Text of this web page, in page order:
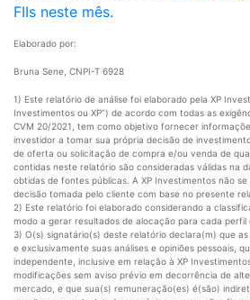
FIIs neste mês.
Elaborado por:
Bruna Sene, CNPI-T 6928
1) Este relatório de análise foi elaborado pela XP
Investimentos ou XP”) de acordo com todas as
CVM 20/2021, tem como objetivo fornecer
investidor a tomar sua própria decisão de
de oferta ou solicitação de compra e/ou venda de
contidas neste relatório são consideradas válidas na
obtidas de fontes públicas. A XP Investimentos não
decisão tomada pelo cliente com base no presente
2) Este relatório foi elaborado considerando a
modo a gerar resultados de alocação para cada perfil
3) O(s) signatário(s) deste relatório declara(m) que
e exclusivamente suas análises e opiniões pessoais,
independente, inclusive em relação à XP
modificações sem aviso prévio em decorrência de
mercado, e que sua(s) remuneração(es) é(são)